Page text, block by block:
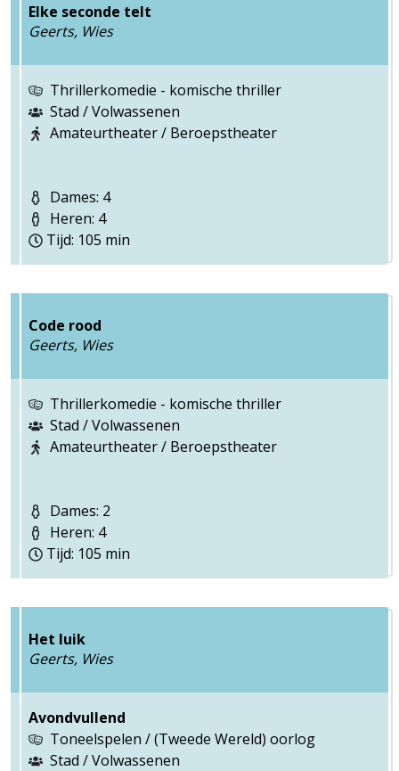
Elke seconde telt
Geerts, Wies
Thrillerkomedie - komische thriller
Stad / Volwassenen
Amateurtheater / Beroepstheater
Dames: 4
Heren: 4
Tijd: 105 min
Code rood
Geerts, Wies
Thrillerkomedie - komische thriller
Stad / Volwassenen
Amateurtheater / Beroepstheater
Dames: 2
Heren: 4
Tijd: 105 min
Het luik
Geerts, Wies
Avondvullend
Toneelspelen / (Tweede Wereld) oorlog
Stad / Volwassenen